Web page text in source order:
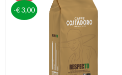
-€ 3,00